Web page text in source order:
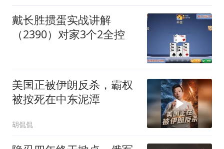
戴长胜掼蛋实战讲解
（2390）对家3个2全控
美国正被伊朗反杀，霸权
被按死在中东泥潭
胡侃侃